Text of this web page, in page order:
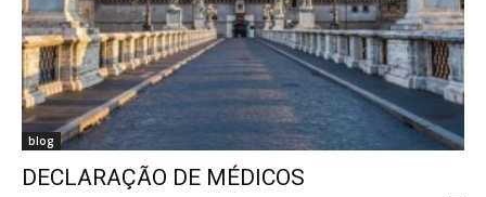
blog
DECLARAÇÃO DE MÉDICOS